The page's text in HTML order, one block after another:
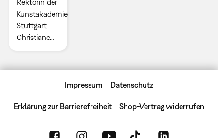
Rektorin der
Kunstakademie
Stuttgart
Christiane…
Impressum Datenschutz
Erklärung zur Barrierefreiheit Shop-Vertrag widerrufen